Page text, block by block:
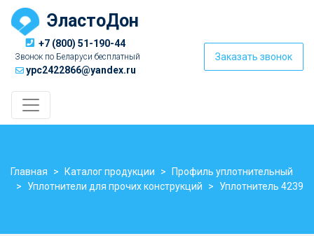
ЭластоДон
+7 (800) 51-190-44
Звонок по Беларуси бесплатный
ypc2422866@yandex.ru
Заказать звонок
Главная Каталог продукции
Профиль уплотнительный
Уплотнители для прочих конструкций
Уплотнитель 4239